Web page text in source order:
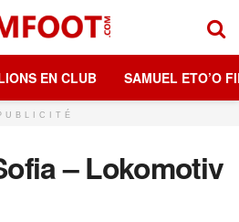
EN CLUB SAMUEL ETO’O
– Lokomotiv